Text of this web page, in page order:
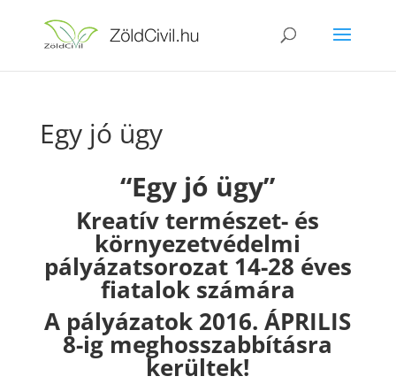
Egy jó ügy
“Egy jó ügy”
Kreatív természet- és
környezetvédelmi
pályázatsorozat 14-28 éves
fiatalok számára
A pályázatok 2016. ÁPRILIS
8-ig meghosszabbításra
kerültek!